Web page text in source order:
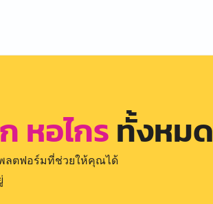
หอไกรทั้งหมด
ลตฟอร์มที่ช่วยให้คุณได้